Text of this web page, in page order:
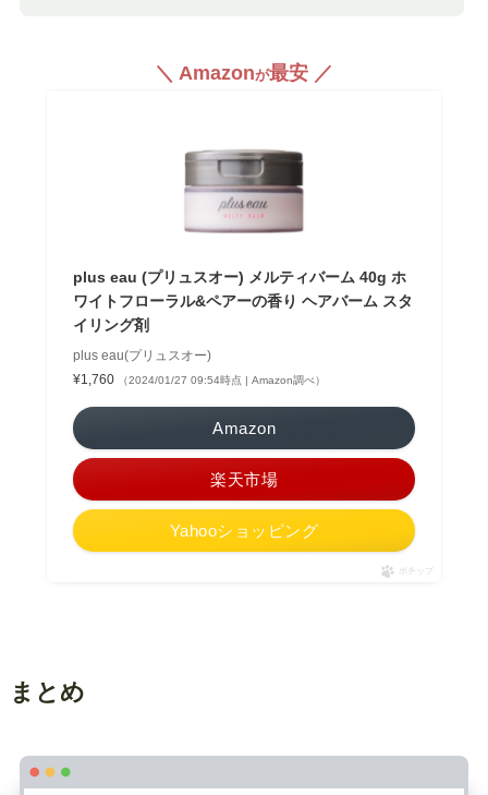
＼ Amazonが最安 ／
plus eau (プリュスオー) メルティバーム 40g ホ
ワイトフローラル&ペアーの香り ヘアバーム スタ
イリング剤
plus eau(プリュスオー)
¥1,760
（2024/01/27 09:54時点 | Amazon調べ）
Amazon
楽天市場
Yahooショッピング
ポチップ
まとめ